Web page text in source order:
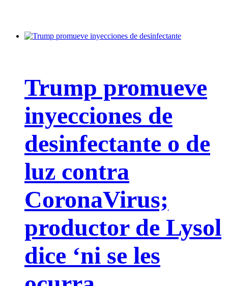
Trump promueve
inyecciones de
desinfectante o de
luz contra
CoronaVirus;
productor de Lysol
dice ‘ni se les